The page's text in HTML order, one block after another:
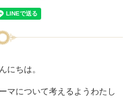
にちは。
マについて考えるようわたし